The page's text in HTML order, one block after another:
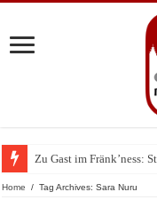
Zu Gast im Fränk’ness:
Warum München
Home / Tag Archives: Sara Nuru